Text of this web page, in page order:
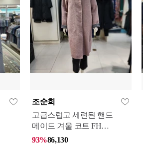
조순희
고급스럽고 세련된 핸드
메이드 겨울 코트 FHW
C422 BE_BP
93%86,130